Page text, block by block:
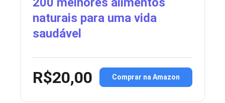
naturais para uma vida
saudável
R$20,00 Comprar na Amazon